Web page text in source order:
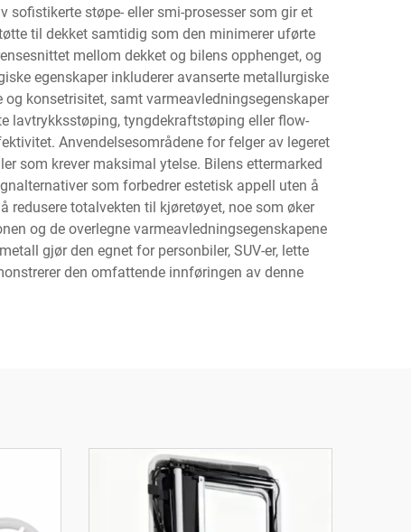
sofistikerte støpe- eller smi-prosesser som gir et
til dekket samtidig som den minimerer uførte
mellom dekket og bilens opphenget, og
egenskaper inkluderer avanserte metallurgiske
konsetrisitet, samt varmeavledningsegenskaper
lavtrykksstøping, tyngdekraftstøping eller flow-
Anvendelsesområdene for felger av legeret
som krever maksimal ytelse. Bilens ettermarked
som forbedrer estetisk appell uten å
redusere totalvekten til kjøretøyet, noe som øker
og de overlegne varmeavledningsegenskapene
gjør den egnet for personbiler, SUV-er, lette
den omfattende innføringen av denne